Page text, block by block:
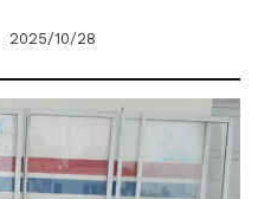
2025/10/28